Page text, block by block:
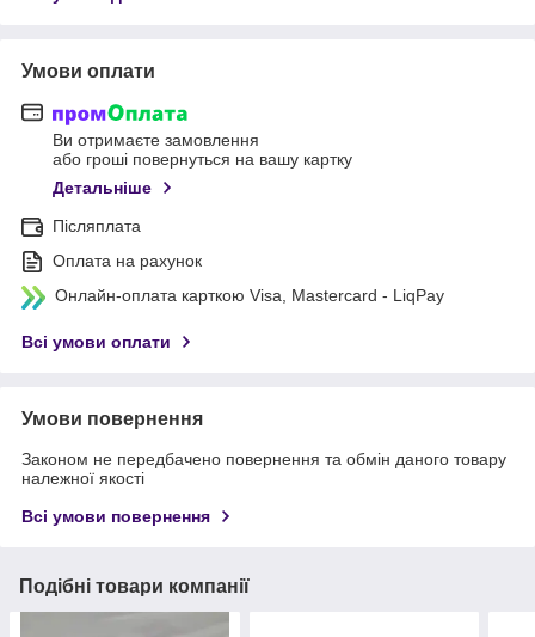
Умови оплати
Ви отримаєте замовлення
або гроші повернуться на вашу картку
Детальніше
Післяплата
Оплата на рахунок
Онлайн-оплата карткою Visa, Mastercard - LiqPay
Всі умови оплати
Умови повернення
Законом не передбачено повернення та обмін даного товару
належної якості
Всі умови повернення
Подібні товари компанії